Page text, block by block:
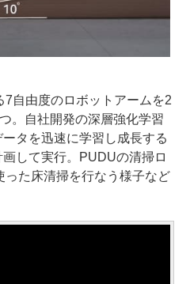
自由度のロボットアームを2
。自社開発の深層強化学習
タを迅速に学習し成長する
して実行。PUDUの清掃ロ
た床清掃を行なう様子など